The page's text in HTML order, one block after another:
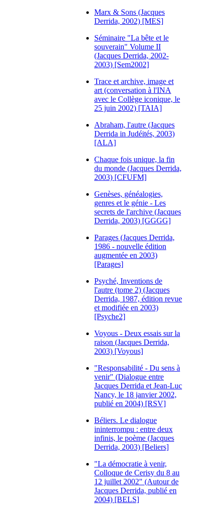
Marx & Sons (Jacques
Derrida, 2002) [MES]
Séminaire "La bête et le
souverain" Volume II
(Jacques Derrida, 2002-
2003) [Sem2002]
Trace et archive, image et
art (conversation à l'INA
avec le Collège iconique, le
25 juin 2002) [TAIA]
Abraham, l'autre (Jacques
Derrida in Judéités, 2003)
[ALA]
Chaque fois unique, la fin
du monde (Jacques Derrida,
2003) [CFUFM]
Genèses, généalogies,
genres et le génie - Les
secrets de l'archive (Jacques
Derrida, 2003) [GGGG]
Parages (Jacques Derrida,
1986 - nouvelle édition
augmentée en 2003)
[Parages]
Psyché, Inventions de
l'autre (tome 2) (Jacques
Derrida, 1987, édition revue
et modifiée en 2003)
[Psyche2]
Voyous - Deux essais sur la
raison (Jacques Derrida,
2003) [Voyous]
"Responsabilité - Du sens à
venir" (Dialogue entre
Jacques Derrida et Jean-Luc
Nancy, le 18 janvier 2002,
publié en 2004) [RSV]
Béliers. Le dialogue
ininterrompu : entre deux
infinis, le poème (Jacques
Derrida, 2003) [Beliers]
"La démocratie à venir,
Colloque de Cerisy du 8 au
12 juillet 2002" (Autour de
Jacques Derrida, publié en
2004) [BELS]